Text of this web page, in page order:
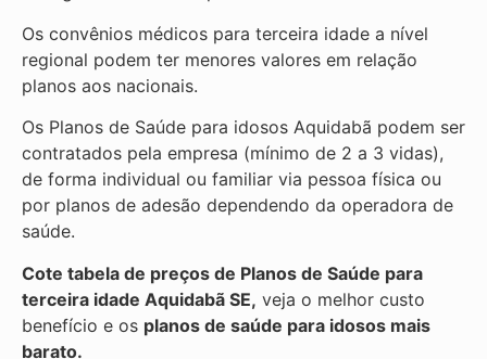
Os convênios médicos para terceira idade a nível
regional podem ter menores valores em relação
planos aos nacionais.
Os Planos de Saúde para idosos Aquidabã podem ser
contratados pela empresa (mínimo de 2 a 3 vidas),
de forma individual ou familiar via pessoa física ou
por planos de adesão dependendo da operadora de
saúde.
Cote tabela de preços de Planos de Saúde para
terceira idade Aquidabã SE, veja o melhor custo
benefício e os planos de saúde para idosos mais
barato.